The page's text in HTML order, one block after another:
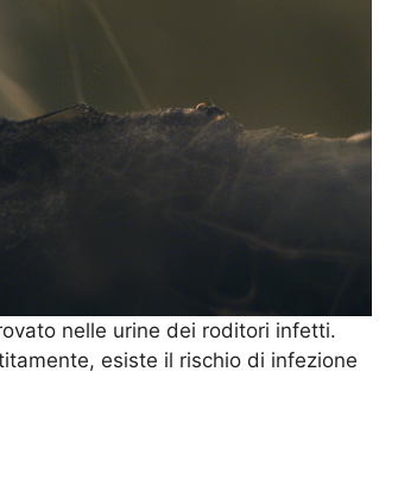
nelle urine dei roditori infetti.
esiste il rischio di infezione